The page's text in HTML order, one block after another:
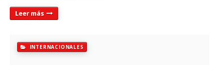
Leer más
INTERNACIONALES